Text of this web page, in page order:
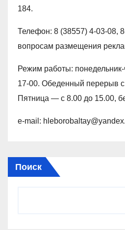
184.
Телефон: 8 (38557) 4-03-08,
вопросам размещения
Режим работы:
17-00. Обеденный перерыв
Пятница — с 8.00 до 15.00,
e-mail:
Поиск